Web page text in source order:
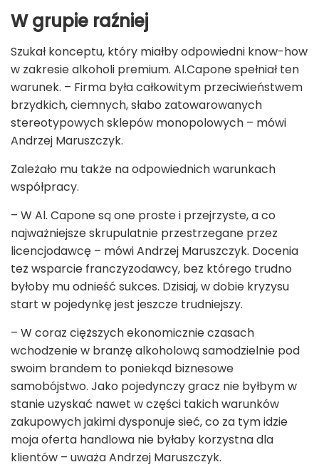
W grupie raźniej
Szukał konceptu, który miałby odpowiedni know-how
w zakresie alkoholi premium. Al.Capone spełniał ten
warunek. – Firma była całkowitym przeciwieństwem
brzydkich, ciemnych, słabo zatowarowanych
stereotypowych sklepów monopolowych – mówi
Andrzej Maruszczyk.
Zależało mu także na odpowiednich warunkach
współpracy.
– W Al. Capone są one proste i przejrzyste, a co
najważniejsze skrupulatnie przestrzegane przez
licencjodawcę – mówi Andrzej Maruszczyk. Docenia
też wsparcie franczyzodawcy, bez którego trudno
byłoby mu odnieść sukces. Dzisiaj, w dobie kryzysu
start w pojedynkę jest jeszcze trudniejszy.
– W coraz cięższych ekonomicznie czasach
wchodzenie w branżę alkoholową samodzielnie pod
swoim brandem to poniekąd biznesowe
samobójstwo. Jako pojedynczy gracz nie byłbym w
stanie uzyskać nawet w części takich warunków
zakupowych jakimi dysponuje sieć, co za tym idzie
moja oferta handlowa nie byłaby korzystna dla
klientów – uważa Andrzej Maruszczyk.